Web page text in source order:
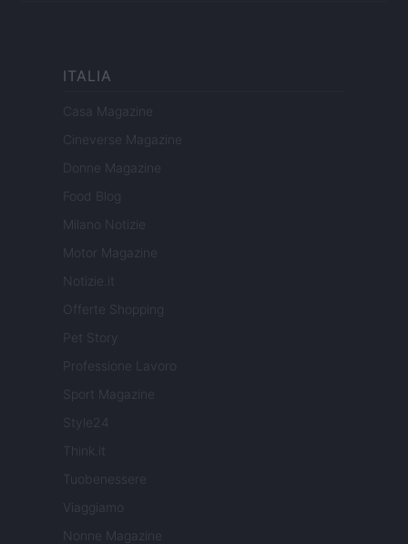
ITALIA
Casa Magazine
Cineverse Magazine
Donne Magazine
Food Blog
Milano Notizie
Motor Magazine
Notizie.it
Offerte Shopping
Pet Story
Professione Lavoro
Sport Magazine
Style24
Think.it
Tuobenessere
Viaggiamo
Nonne Magazine